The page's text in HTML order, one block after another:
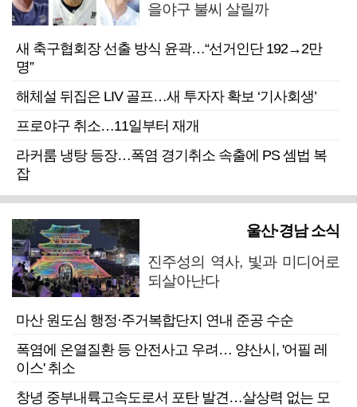
을야구 불씨 살릴까
새 축구협회장 선출 방식 윤곽…“선거인단 192→2만
명”
해체설 뒤집은 LIV 골프…새 투자자 확보 ‘기사회생’
프로야구 취소…11일부터 재개
라커룸 냉탕 등장…폭염 경기취소 속출에 PS 셈법 복
잡
울산·경남 소식
진주성의 역사, 빛과 미디어로
되살아난다
마산 원도심 행정·주거복합단지 연내 준공 수순
폭염에 온열질환 등 안전사고 우려… 양산시, '어필 레
이스' 취소
창녕 중부내륙고속도로서 포탄 발견…살상력 없는 모